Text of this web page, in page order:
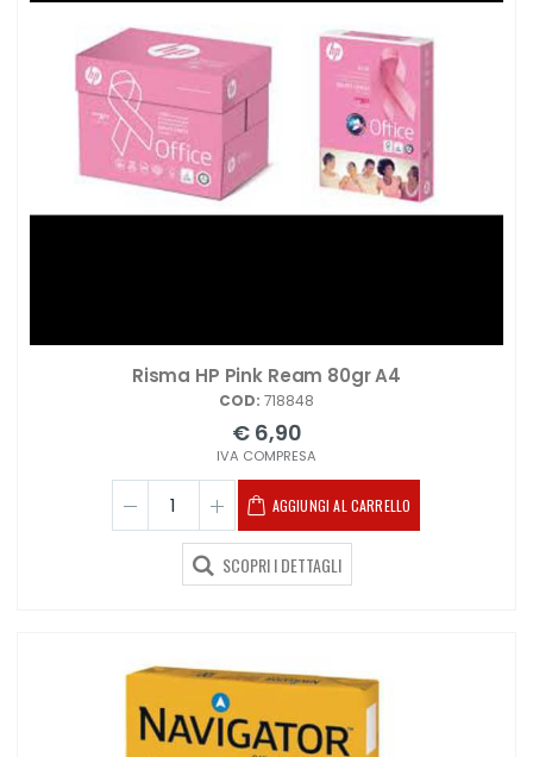
Risma HP Pink Ream 80gr A4
COD: 718848
€ 6,90
IVA COMPRESA
AGGIUNGI AL CARRELLO
SCOPRI I DETTAGLI